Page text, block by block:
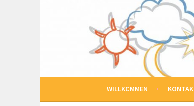
MARKUS
EVANGELISCHES FAMILIENZENTRUM
WILLKOMMEN